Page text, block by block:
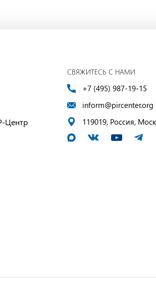
Центр
СВЯЖИТЕСЬ С НАМИ
+7 (495) 987-19-15
inform@pircenter.org
119019, Россия,